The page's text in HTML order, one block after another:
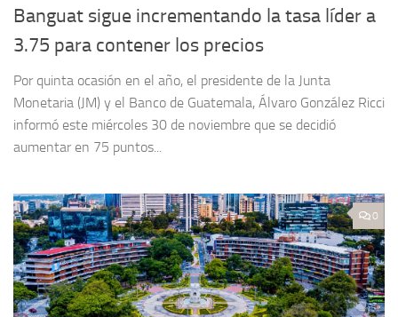
Banguat sigue incrementando la tasa líder a
3.75 para contener los precios
Por quinta ocasión en el año, el presidente de la Junta
Monetaria (JM) y el Banco de Guatemala, Álvaro González Ricci
informó este miércoles 30 de noviembre que se decidió
aumentar en 75 puntos...
0